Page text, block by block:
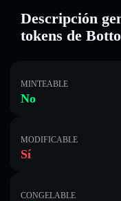
Descripción
tokens de
MINTEABLE
No
MODIFICABLE
Sí
CONGELABLE